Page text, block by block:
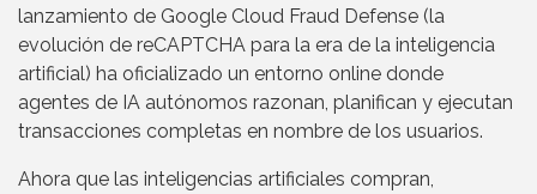
lanzamiento de Google Cloud Fraud Defense (la
evolución de reCAPTCHA para la era de la inteligencia
artificial) ha oficializado un entorno online donde
agentes de IA autónomos razonan, planifican y ejecutan
transacciones completas en nombre de los usuarios.
Ahora que las inteligencias artificiales compran,